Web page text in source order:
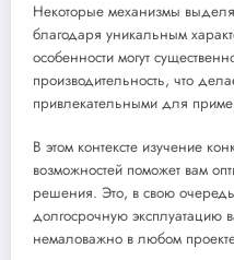
Некоторые механизмы
благодаря уникальным
особенности могут
производительность, что
привлекательными для
В этом контексте изучение
возможностей поможет вам
решения. Это, в свою
долгосрочную эксплуатацию
немаловажно в любом